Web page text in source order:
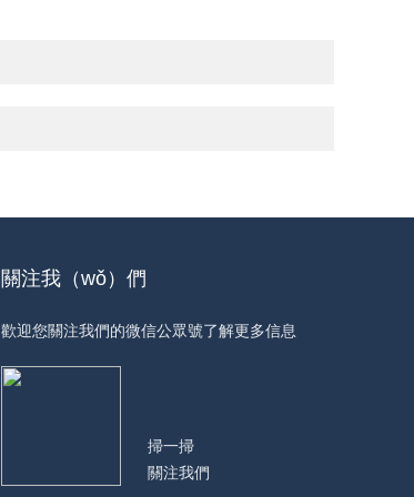
關注我（wǒ）們
歡迎您關注我們的微信公眾號了解更多信息
掃一掃
關注我們